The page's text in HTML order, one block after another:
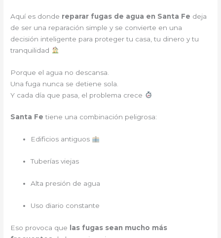
Aquí es donde reparar fugas de agua en Santa Fe deja
de ser una reparación simple y se convierte en una
decisión inteligente para proteger tu casa, tu dinero y tu
tranquilidad
Porque el agua no descansa.
Una fuga nunca se detiene sola.
Y cada día que pasa, el problema crece
Santa Fe tiene una combinación peligrosa:
Edificios antiguos
Tuberías viejas
Alta presión de agua
Uso diario constante
Eso provoca que
las fugas sean mucho más